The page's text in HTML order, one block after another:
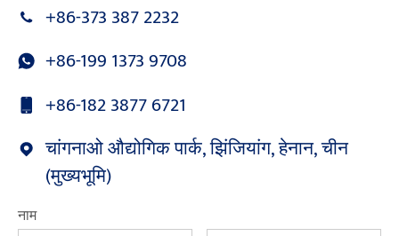
+86-373 387 2232
+86-199 1373 9708
+86-182 3877 6721
चांगनाओ औद्योगिक पार्क, झिंजियांग, हेनान, चीन
(मुख्यभूमि)
नाम